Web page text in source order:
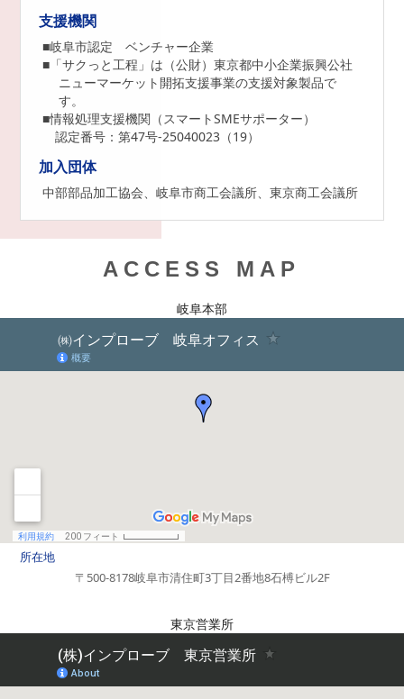
支援機関
■岐阜市認定 ベンチャー企業
■「サクっと工程」は（公財）東京都中小企業振興公社
ニューマーケット開拓支援事業の支援対象製品で
す。
■情報処理支援機関（スマートSMEサポーター）
認定番号：第47号‐25040023（19）
加入団体
中部部品加工協会、岐阜市商工会議所、東京商工会議所
ACCESS MAP
岐阜本部
所在地
〒500-8178岐阜市清住町3丁目2番地8石榑ビル2F
東京営業所